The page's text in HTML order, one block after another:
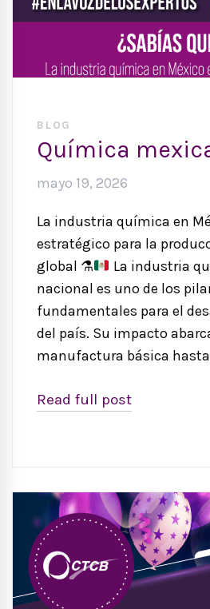
BLOG
Química
mayo 19, 2026
La industria química en
estratégico para la
global ⚗️
La industria
nacional es uno de los
fundamentales para el
del país. Su impacto
manufactura básica
Read full post